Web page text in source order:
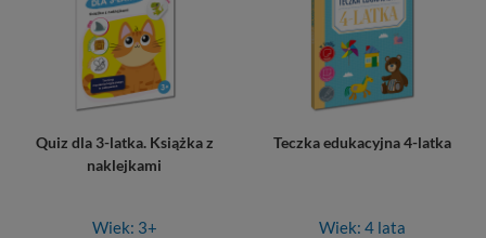
Quiz dla 3-latka. Książka z
naklejkami
Wiek: 3+
Teczka edukacyjna 4-latka
Wiek: 4 lata